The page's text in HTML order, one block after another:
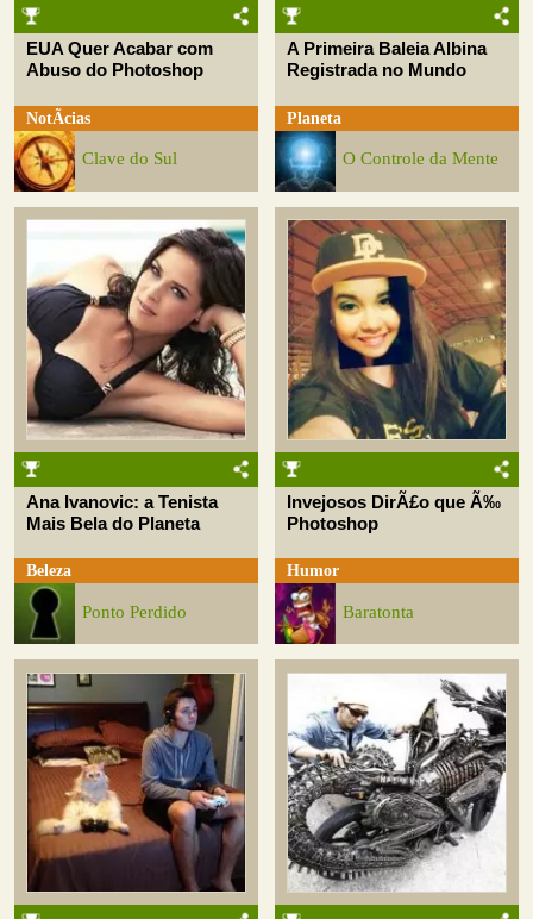
EUA Quer Acabar com
Abuso do Photoshop
NotÃ­cias
Clave do Sul
A Primeira Baleia Albina
Registrada no Mundo
Planeta
O Controle da Mente
Ana Ivanovic: a Tenista
Mais Bela do Planeta
Beleza
Ponto Perdido
Invejosos DirÃ£o que Ã‰
Photoshop
Humor
Baratonta